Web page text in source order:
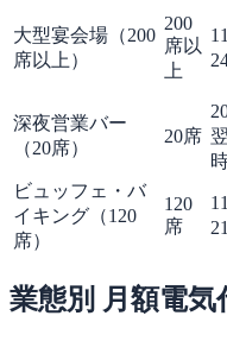
大型宴会場（200
席以上）
200
席以
上
深夜営業バー
（20席）
20席
ビュッフェ・バ
イキング（120
席）
120
席
業態別 月額電気